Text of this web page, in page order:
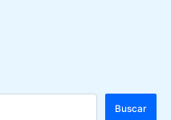
Buscar